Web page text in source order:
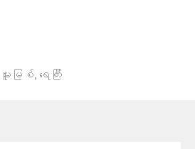
မူးမြစ်, ရေကြီး